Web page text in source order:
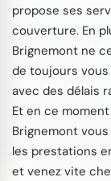
propose ses
couverture. En
Brignemont ne
de toujours
avec des délais
Et en ce
Brignemont
les prestations
et venez vite